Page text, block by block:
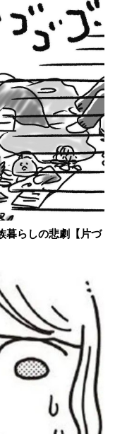
暮らしの悲劇【片づ